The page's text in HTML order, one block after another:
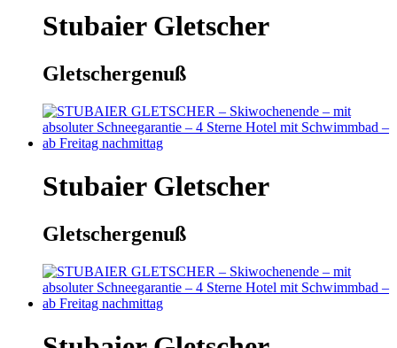
Stubaier Gletscher
Gletschergenuß
Stubaier Gletscher
Gletschergenuß